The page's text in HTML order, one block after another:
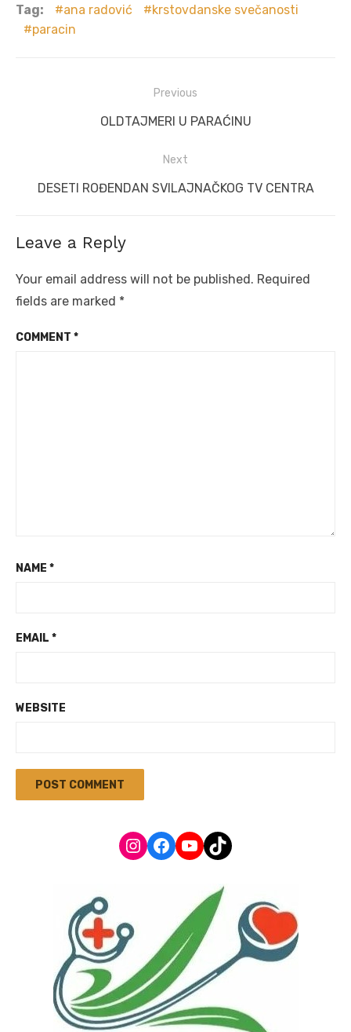
Tag: ana radović
krstovdanske svečanosti
paracin
navigation
Previous
Previous
OLDTAJMERI U PARAĆINU
Next
Next
DESETI ROĐENDAN SVILAJNAČKOG TV CENTRA
Leave a Reply
Your email address will not be published. Required
fields are marked *
COMMENT *
NAME *
EMAIL *
WEBSITE
Instagram
Facebook
YouTube
TikTok